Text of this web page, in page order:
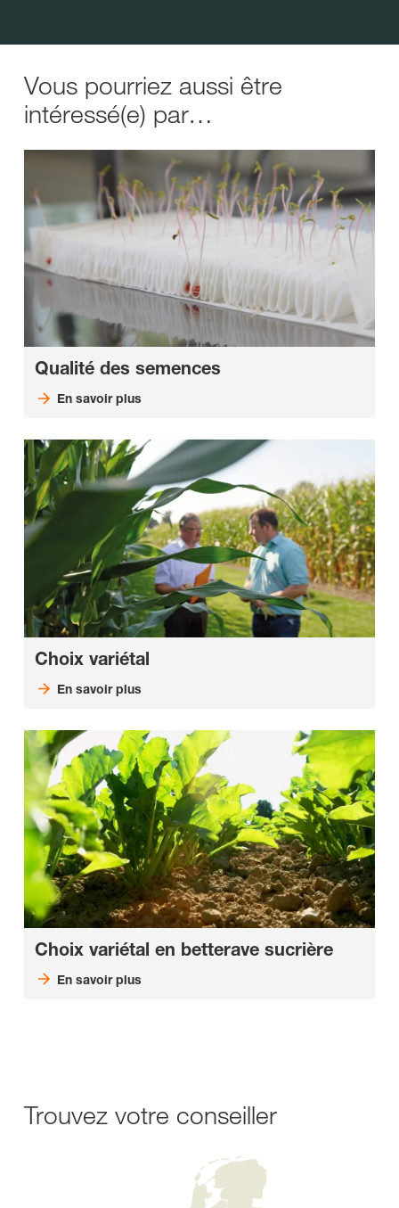
Vous pourriez aussi être
intéressé(e) par…
Qualité des semences
En savoir plus
Choix variétal
En savoir plus
Choix variétal en betterave sucrière
En savoir plus
Trouvez votre conseiller